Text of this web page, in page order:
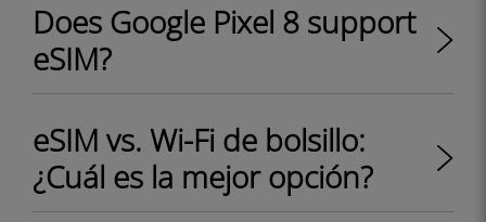
Does Google Pixel 8 support
eSIM?
eSIM vs. Wi-Fi de bolsillo:
¿Cuál es la mejor opción?